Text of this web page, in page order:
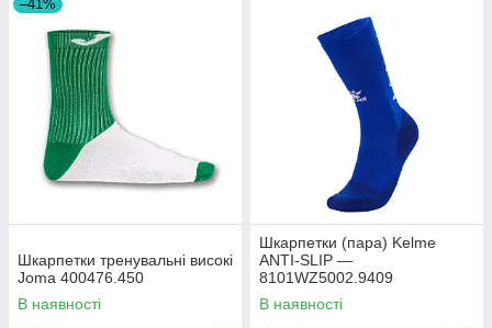
–41%
Шкарпетки тренувальні високі
Joma 400476.450
В наявності
Шкарпетки (пара) Kelme
ANTI-SLIP —
8101WZ5002.9409
В наявності